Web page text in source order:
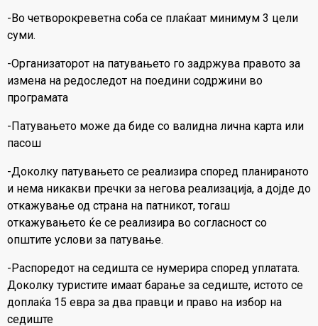
-Во четворокреветна соба се плаќаат минимум 3 цели
суми.
-Организаторот на патувањето го задржува правото за
измена на редоследот на поедини содржини во
програмата
-Патувањето може да биде со валидна лична карта или
пасош
-Доколку патувањето се реализира според планираното
и нема никакви пречки за негова реализација, а дојде до
откажување од страна на патникот, тогаш
откажувањето ќе се реализира во согласност со
општите услови за патување.
-Распоредот на седишта се нумерира според уплатата.
Доколку туристите имаат барање за седиште, истото се
доплаќа 15 евра за два правци и право на избор на
седиште